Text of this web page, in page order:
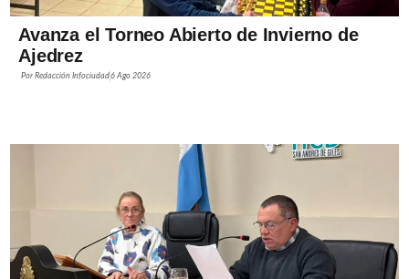
Avanza el Torneo Abierto de Invierno de
Ajedrez
PorRedacción Infociudad6 Ago 2026